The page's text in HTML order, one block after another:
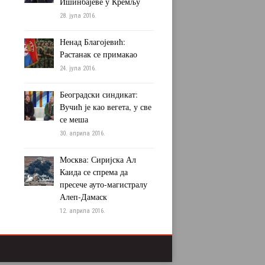
28. јула 2016.
Ненад Благојевић:
Растанак се примакао
24. јула 2016.
Београдски синдикат:
Вучић је као вегета, у све
се меша
30. априла 2016.
Москва: Сиријска Ал
Каида се спрема да
пресече ауто-магистралу
Алеп-Дамаск
12. априла 2016.